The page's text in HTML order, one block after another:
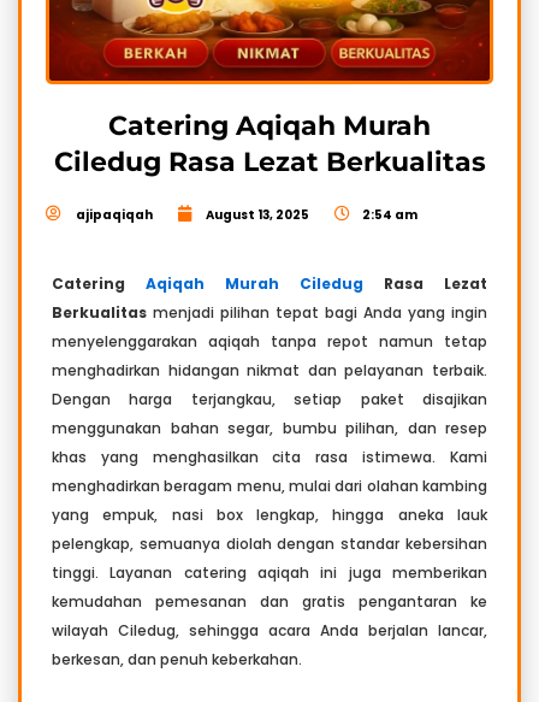
Catering Aqiqah Murah
Ciledug Rasa Lezat Berkualitas
ajipaqiqah August 13, 2025 2:54 am
Catering Aqiqah Murah Ciledug Rasa Lezat
Berkualitas menjadi pilihan tepat bagi Anda yang ingin
menyelenggarakan aqiqah tanpa repot namun tetap
menghadirkan hidangan nikmat dan pelayanan terbaik.
Dengan harga terjangkau, setiap paket disajikan
menggunakan bahan segar, bumbu pilihan, dan resep
khas yang menghasilkan cita rasa istimewa. Kami
menghadirkan beragam menu, mulai dari olahan kambing
yang empuk, nasi box lengkap, hingga aneka lauk
pelengkap, semuanya diolah dengan standar kebersihan
tinggi. Layanan catering aqiqah ini juga memberikan
kemudahan pemesanan dan gratis pengantaran ke
wilayah Ciledug, sehingga acara Anda berjalan lancar,
berkesan, dan penuh keberkahan.